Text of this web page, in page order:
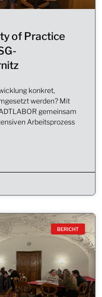
of Practice
konkret,
werden? Mit
gemeinsam
Arbeitsprozess
BERICHT